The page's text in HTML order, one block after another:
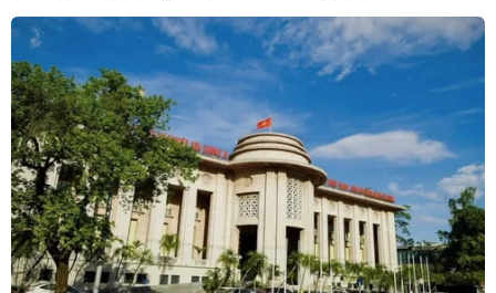
Vietjet được vinh danh “Dấu ấn
Thương hiệu Việt hướng tới tăng
trưởng xanh”
09/08/2026 08:59
Các khoản hoàn thuế tác động tích
cực đến kết quả kinh doanh của
doanh nghiệp Mỹ
09/08/2026 04:35